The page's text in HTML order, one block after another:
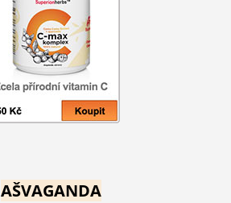
AŠVAGANDA